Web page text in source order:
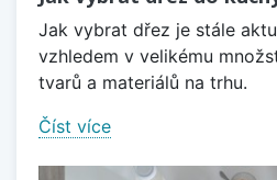
Jak vybrat dřez je stále
vzhledem v velikému
tvarů a materiálů na trhu.
Číst více